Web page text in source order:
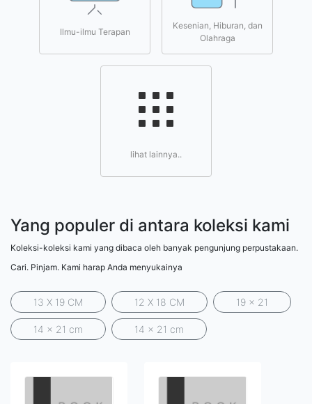
Ilmu-ilmu Terapan
Kesenian, Hiburan, dan
Olahraga
lihat lainnya..
Yang populer di antara koleksi kami
Koleksi-koleksi kami yang dibaca oleh banyak pengunjung perpustakaan.
Cari. Pinjam. Kami harap Anda menyukainya
13 X 19 CM 12 X 18 CM 19 x 21
14 x 21 cm 14 x 21 cm